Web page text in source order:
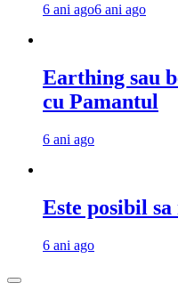
6 ani ago6 ani ago
Earthing sau
cu Pamantul
6 ani ago
Este posibil
6 ani ago